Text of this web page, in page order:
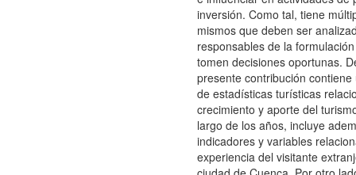
inversión. Como tal, tiene
mismos que deben ser
responsables de la
tomen decisiones oportunas.
presente contribución
de estadísticas turísticas
crecimiento y aporte del
largo de los años, incluye
indicadores y variables
experiencia del visitante